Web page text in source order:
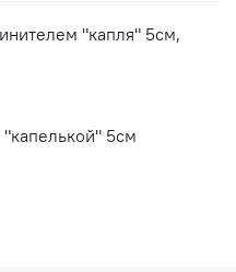
"капля" 5см,
5см